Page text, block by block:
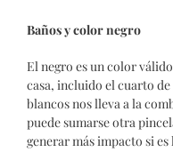
Baños y color negro
El negro es un color
casa, incluido el cuarto
blancos nos lleva a la
puede sumarse otra
generar más impacto si